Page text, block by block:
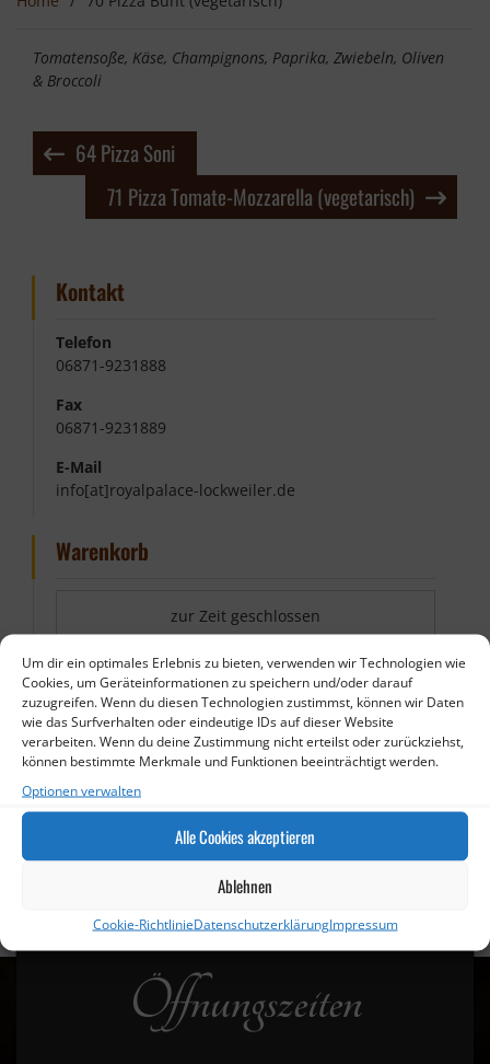
Um dir ein optimales Erlebnis zu bieten, verwenden wir Technologien wie
Cookies, um Geräteinformationen zu speichern und/oder darauf
zuzugreifen. Wenn du diesen Technologien zustimmst, können wir Daten
wie das Surfverhalten oder eindeutige IDs auf dieser Website
verarbeiten. Wenn du deine Zustimmung nicht erteilst oder zurückziehst,
können bestimmte Merkmale und Funktionen beeinträchtigt werden.
Optionen verwalten
Alle Cookies akzeptieren
Ablehnen
Cookie-RichtlinieDatenschutzerklärungImpressum
Tomatensoße, Käse, Champignons, Paprika, Zwiebeln, Oliven
& Broccoli
Beitragsnavigation
64 Pizza Soni
71 Pizza Tomate-Mozzarella (vegetarisch)
Kontakt
Telefon
06871-9231888
Fax
06871-9231889
E-Mail
info[at]royalpalace-lockweiler.de
Warenkorb
zur Zeit geschlossen
Öffnungszeiten